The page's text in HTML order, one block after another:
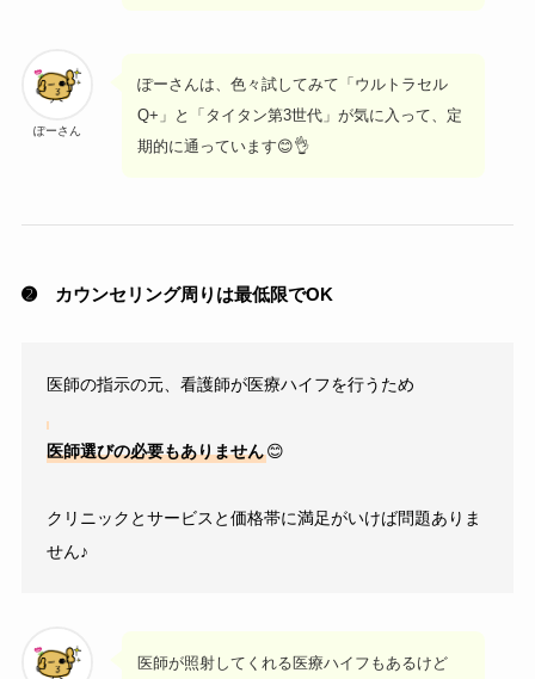
ぽーさん
ぽーさんは、色々試してみて「ウルトラセル
Q+」と「タイタン第3世代」が気に入って、定
期的に通っています😊👌
➋ カウンセリング周りは最低限でOK
医師の指示の元、看護師が医療ハイフを行うため
医師選びの必要もありません😊
クリニックとサービスと価格帯に満足がいけば問題ありま
せん♪
医師が照射してくれる医療ハイフもあるけど